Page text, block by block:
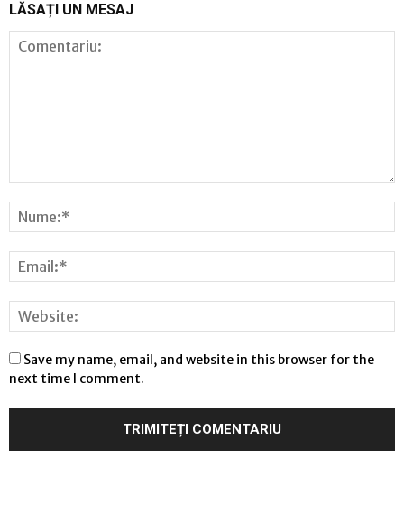
LĂSAȚI UN MESAJ
Save my name, email, and website in this browser for the
next time I comment.